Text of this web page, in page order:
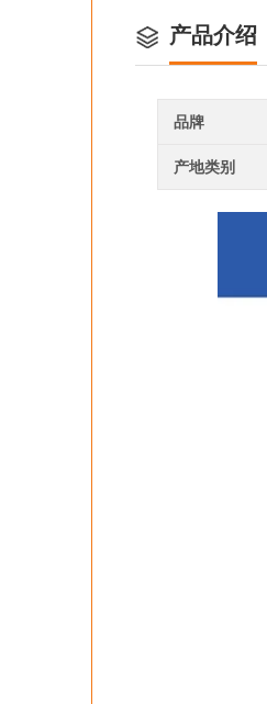
产品介绍
品牌
产地类别